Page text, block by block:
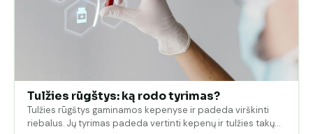
Tulžies rūgštys: ką rodo tyrimas?
Tulžies rūgštys gaminamos kepenyse ir padeda virškinti
riebalus. Jų tyrimas padeda vertinti kepenų ir tulžies takų…